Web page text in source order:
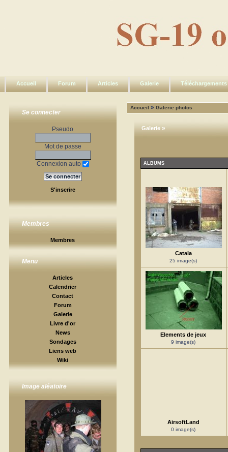
Accueil Forum Articles Galerie Téléchargements
Se connecter
Pseudo
Mot de passe
Connexion auto
S'inscrire
Membres
Membres
Menu
Articles
Calendrier
Contact
Forum
Galerie
Livre d'or
News
Sondages
Liens web
Wiki
Image aléatoire
Accueil »Galerie photos
Galerie »
ALBUMS
Catala
25 image(s)
Elements de jeux
9 image(s)
AirsoftLand
0 image(s)